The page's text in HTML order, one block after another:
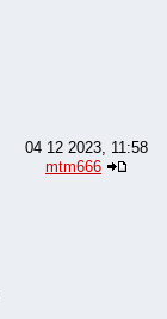
04 12 2023, 11:58
mtm666